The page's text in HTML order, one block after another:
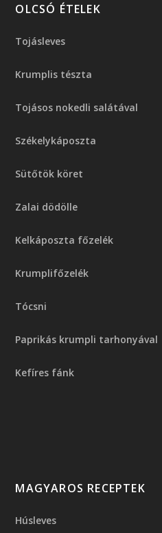
OLCSÓ ÉTELEK
Tojásleves
Krumplis tészta
Tojásos nokedli salátával
Székelykáposzta
Sütőtök köret
Zalai dödölle
Kelkáposzta főzelék
Krumplifőzelék
Tócsni
Paprikás krumpli tarhonyával
Kefíres fánk
MAGYAROS RECEPTEK
Húsleves